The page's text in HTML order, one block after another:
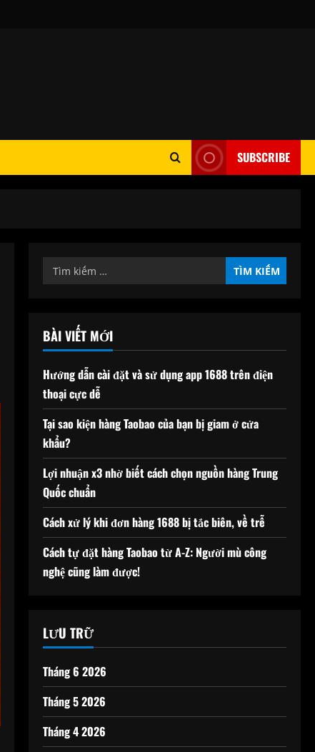
SUBSCRIBE
Tìm
kiếm
BÀI VIẾT MỚI
Hướng dẫn cài đặt và sử dụng app 1688 trên điện
thoại cực dễ
Tại sao kiện hàng Taobao của bạn bị giam ở cửa
khẩu?
Lợi nhuận x3 nhờ biết cách chọn nguồn hàng Trung
Quốc chuẩn
Cách xử lý khi đơn hàng 1688 bị tắc biên, về trễ
Cách tự đặt hàng Taobao từ A-Z: Người mù công
nghệ cũng làm được!
LƯU TRỮ
Tháng 6 2026
Tháng 5 2026
Tháng 4 2026